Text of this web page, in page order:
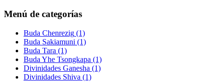
Menú de categorías
Buda Chenrezig (1)
Buda Sakiamuni (1)
Buda Tara (1)
Buda Yhe Tsongkapa (1)
Divinidades Ganesha (1)
Divinidades Shiva (1)